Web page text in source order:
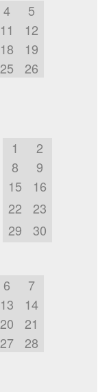
4
5
11
12
18
19
25
26
1
2
8
9
15
16
22 23
29
30
6
7
13
14
20
21
27
28